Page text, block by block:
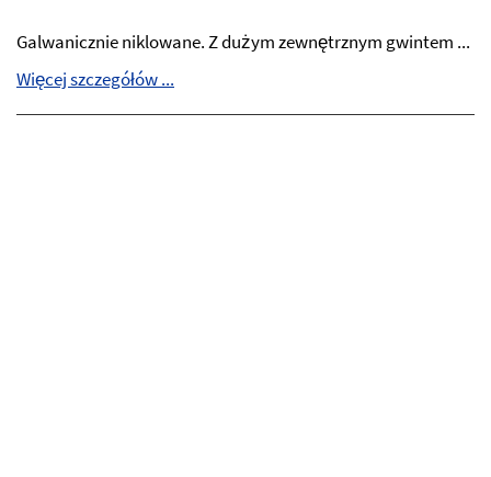
Galwanicznie niklowane. Z dużym zewnętrznym gwintem ...
Więcej szczegółów ...